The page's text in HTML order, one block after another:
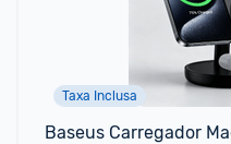
Taxa Inclusa
Baseus Carregador